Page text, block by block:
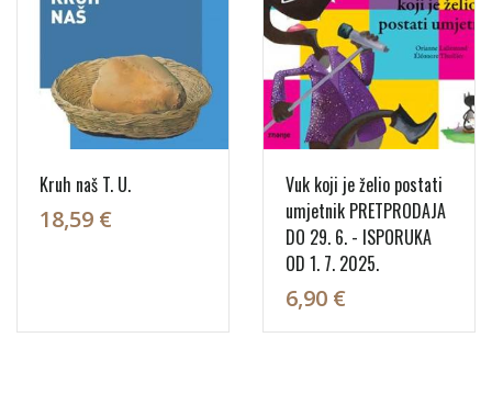
Kruh naš T. U.
18,59 €
Vuk koji je želio postati
umjetnik PRETPRODAJA
DO 29. 6. - ISPORUKA
OD 1. 7. 2025.
6,90 €